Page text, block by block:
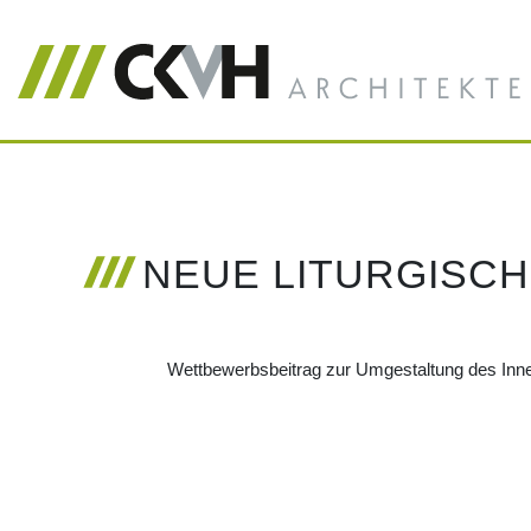
NEUE
Wettbewerbsbeitrag zur Umgestaltung des